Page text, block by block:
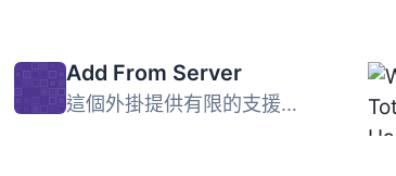
Add From Server
這個外掛提供有限的支援。請不要期望有太多新功能或修正 bug...